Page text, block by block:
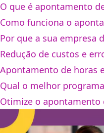
O que é apontamento
Como funciona o
Por que a sua empresa
Redução de custos e
Apontamento de horas
Qual o melhor
Otimize o apontamento